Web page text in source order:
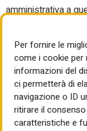
Per fornire le
come i cookie per
informazioni del
ci permetterà di
navigazione o ID
ritirare il
caratteristiche e
amministrativa a
dalla reale
In questo articolo
emergenti: dal
inadeguate,
fino alla crescente
cambiamenti
incostituzionalità
valorizzazione